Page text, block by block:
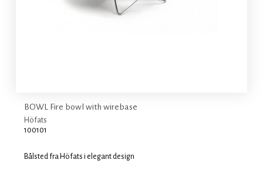
BOWL Fire bowl with wirebase
Höfats
100101
Bålsted fra Höfats i elegant design